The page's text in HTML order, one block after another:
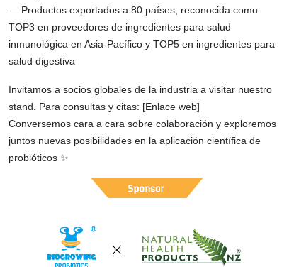
— Productos exportados a 80 países; reconocida como
TOP3 en proveedores de ingredientes para salud
inmunológica en Asia-Pacífico y TOP5 en ingredientes para
salud digestiva
Invitamos a socios globales de la industria a visitar nuestro
stand. Para consultas y citas: [Enlace web]
Conversemos cara a cara sobre colaboración y exploremos
juntos nuevas posibilidades en la aplicación científica de
probióticos ✨